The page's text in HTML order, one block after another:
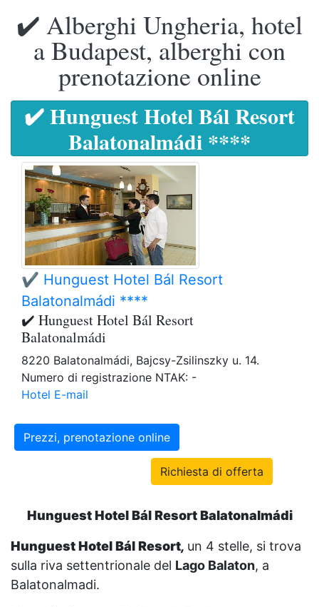
✔️ Alberghi Ungheria, hotel
a Budapest, alberghi con
prenotazione online
✔️ Hunguest Hotel Bál Resort
Balatonalmádi ****
✔️ Hunguest Hotel Bál Resort
Balatonalmádi ****
✔️ Hunguest Hotel Bál Resort
Balatonalmádi
8220 Balatonalmádi, Bajcsy-Zsilinszky u. 14.
Numero di registrazione NTAK: -
Hotel E-mail
Prezzi, prenotazione online
Richiesta di offerta
Hunguest Hotel Bál Resort Balatonalmádi
Hunguest Hotel Bál Resort, un 4 stelle, si trova
sulla riva settentrionale del Lago Balaton, a
Balatonalmadi.